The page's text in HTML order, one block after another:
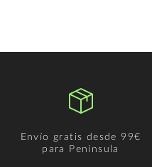
Envío gratis desde 99€
para Península